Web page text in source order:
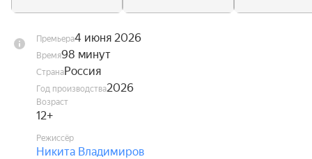
Премьера4 июня 2026
Время98 минут
СтранаРоссия
Год производства2026
Возраст
12+
Режиссёр
Никита Владимиров